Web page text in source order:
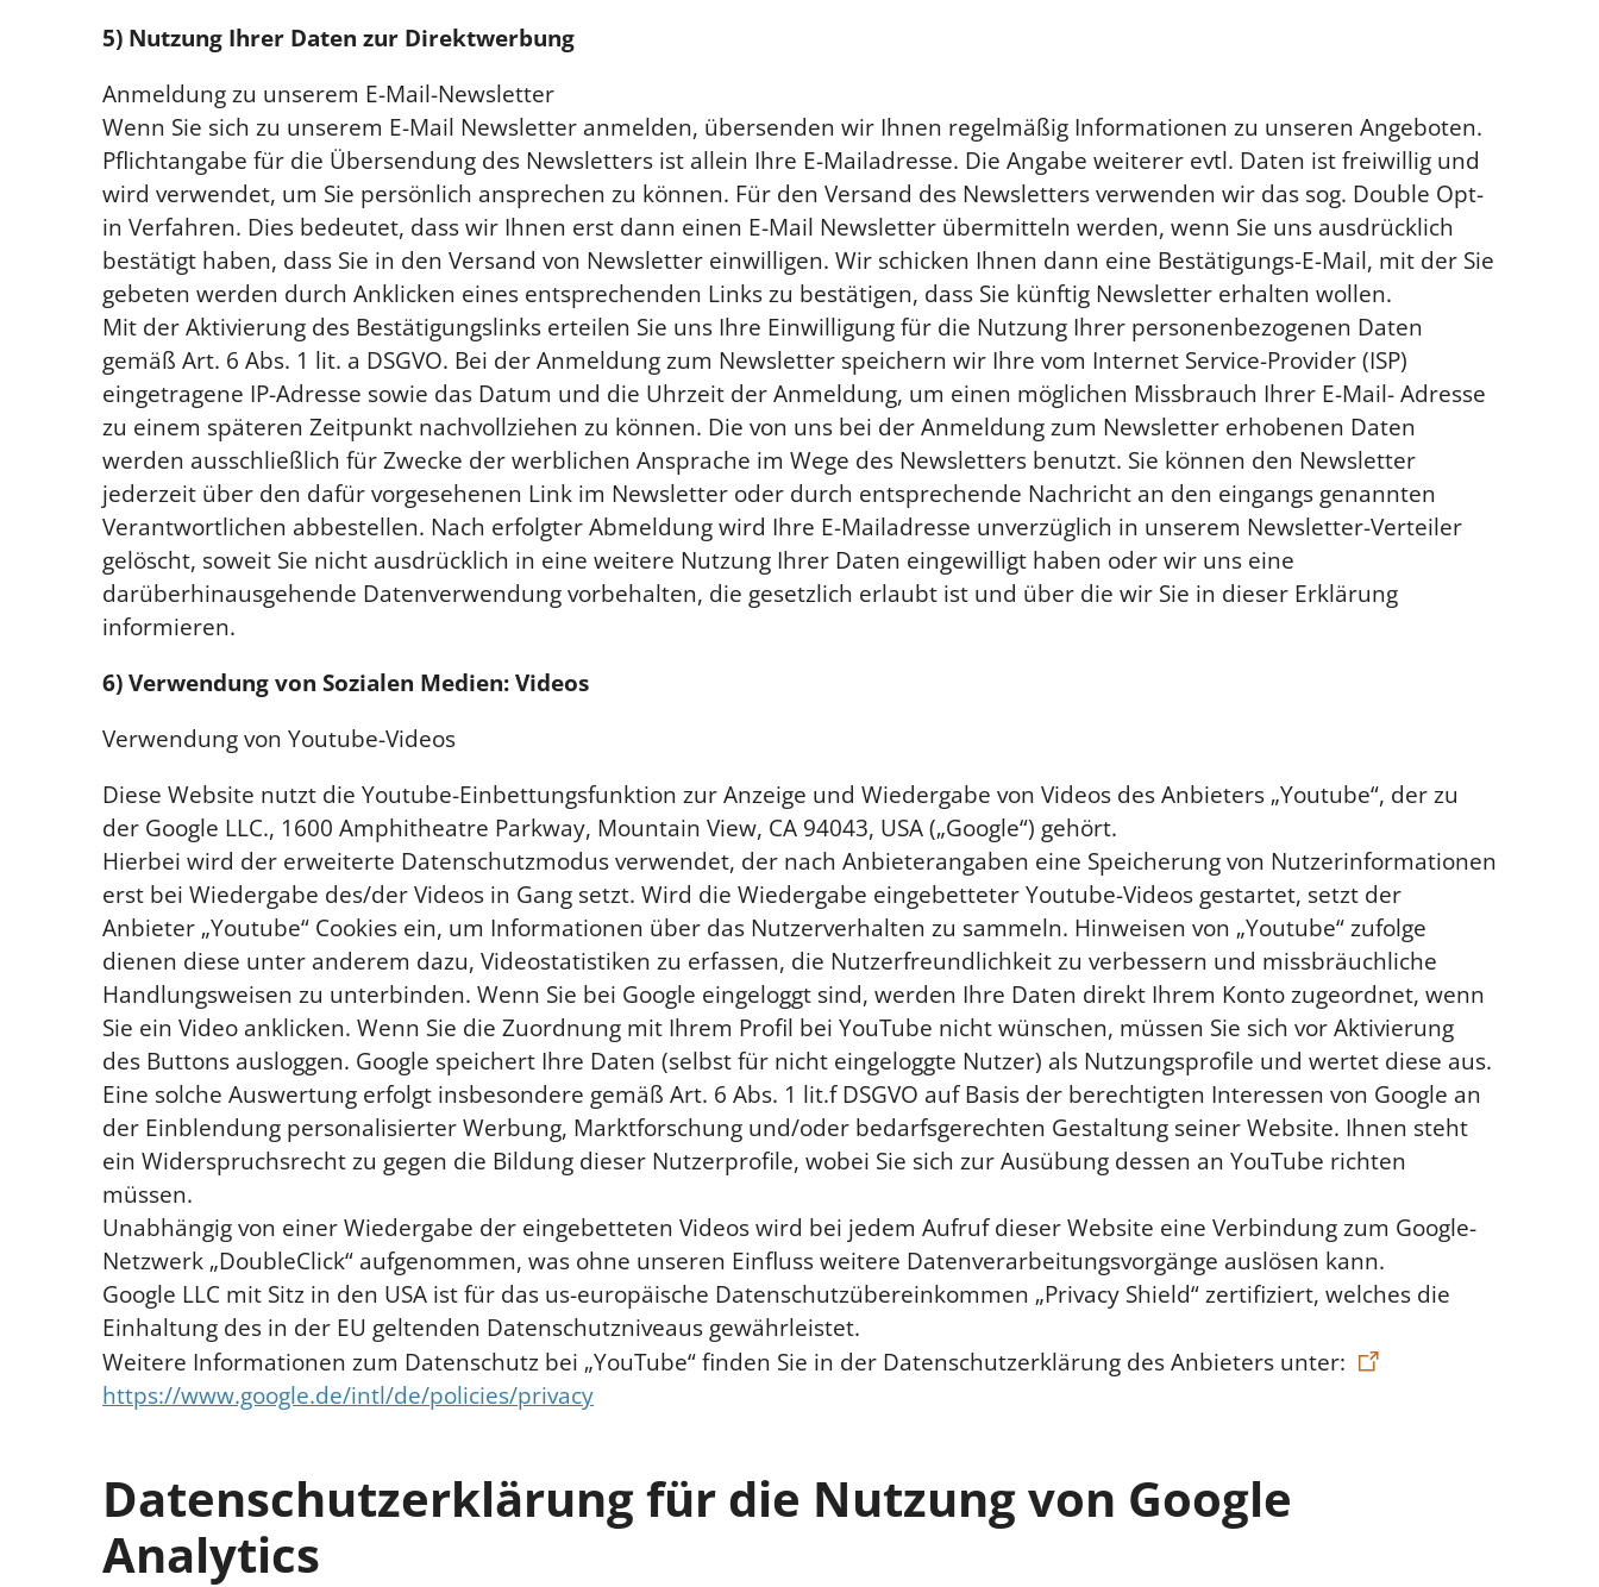
5) Nutzung Ihrer Daten zur Direktwerbung
Anmeldung zu unserem E-Mail-Newsletter
Wenn Sie sich zu unserem E-Mail Newsletter anmelden, übersenden wir Ihnen regelmäßig Informationen zu unseren Angeboten.
Pflichtangabe für die Übersendung des Newsletters ist allein Ihre E-Mailadresse. Die Angabe weiterer evtl. Daten ist freiwillig und
wird verwendet, um Sie persönlich ansprechen zu können. Für den Versand des Newsletters verwenden wir das sog. Double Opt-
in Verfahren. Dies bedeutet, dass wir Ihnen erst dann einen E-Mail Newsletter übermitteln werden, wenn Sie uns ausdrücklich
bestätigt haben, dass Sie in den Versand von Newsletter einwilligen. Wir schicken Ihnen dann eine Bestätigungs-E-Mail, mit der Sie
gebeten werden durch Anklicken eines entsprechenden Links zu bestätigen, dass Sie künftig Newsletter erhalten wollen.
Mit der Aktivierung des Bestätigungslinks erteilen Sie uns Ihre Einwilligung für die Nutzung Ihrer personenbezogenen Daten
gemäß Art. 6 Abs. 1 lit. a DSGVO. Bei der Anmeldung zum Newsletter speichern wir Ihre vom Internet Service-Provider (ISP)
eingetragene IP-Adresse sowie das Datum und die Uhrzeit der Anmeldung, um einen möglichen Missbrauch Ihrer E-Mail- Adresse
zu einem späteren Zeitpunkt nachvollziehen zu können. Die von uns bei der Anmeldung zum Newsletter erhobenen Daten
werden ausschließlich für Zwecke der werblichen Ansprache im Wege des Newsletters benutzt. Sie können den Newsletter
jederzeit über den dafür vorgesehenen Link im Newsletter oder durch entsprechende Nachricht an den eingangs genannten
Verantwortlichen abbestellen. Nach erfolgter Abmeldung wird Ihre E-Mailadresse unverzüglich in unserem Newsletter-Verteiler
gelöscht, soweit Sie nicht ausdrücklich in eine weitere Nutzung Ihrer Daten eingewilligt haben oder wir uns eine
darüberhinausgehende Datenverwendung vorbehalten, die gesetzlich erlaubt ist und über die wir Sie in dieser Erklärung
informieren.
6) Verwendung von Sozialen Medien: Videos
Verwendung von Youtube-Videos
Diese Website nutzt die Youtube-Einbettungsfunktion zur Anzeige und Wiedergabe von Videos des Anbieters „Youtube“, der zu
der Google LLC., 1600 Amphitheatre Parkway, Mountain View, CA 94043, USA („Google“) gehört.
Hierbei wird der erweiterte Datenschutzmodus verwendet, der nach Anbieterangaben eine Speicherung von Nutzerinformationen
erst bei Wiedergabe des/der Videos in Gang setzt. Wird die Wiedergabe eingebetteter Youtube-Videos gestartet, setzt der
Anbieter „Youtube“ Cookies ein, um Informationen über das Nutzerverhalten zu sammeln. Hinweisen von „Youtube“ zufolge
dienen diese unter anderem dazu, Videostatistiken zu erfassen, die Nutzerfreundlichkeit zu verbessern und missbräuchliche
Handlungsweisen zu unterbinden. Wenn Sie bei Google eingeloggt sind, werden Ihre Daten direkt Ihrem Konto zugeordnet, wenn
Sie ein Video anklicken. Wenn Sie die Zuordnung mit Ihrem Profil bei YouTube nicht wünschen, müssen Sie sich vor Aktivierung
des Buttons ausloggen. Google speichert Ihre Daten (selbst für nicht eingeloggte Nutzer) als Nutzungsprofile und wertet diese aus.
Eine solche Auswertung erfolgt insbesondere gemäß Art. 6 Abs. 1 lit.f DSGVO auf Basis der berechtigten Interessen von Google an
der Einblendung personalisierter Werbung, Marktforschung und/oder bedarfsgerechten Gestaltung seiner Website. Ihnen steht
ein Widerspruchsrecht zu gegen die Bildung dieser Nutzerprofile, wobei Sie sich zur Ausübung dessen an YouTube richten
müssen.
Unabhängig von einer Wiedergabe der eingebetteten Videos wird bei jedem Aufruf dieser Website eine Verbindung zum Google-
Netzwerk „DoubleClick“ aufgenommen, was ohne unseren Einfluss weitere Datenverarbeitungsvorgänge auslösen kann.
Google LLC mit Sitz in den USA ist für das us-europäische Datenschutzübereinkommen „Privacy Shield“ zertifiziert, welches die
Einhaltung des in der EU geltenden Datenschutzniveaus gewährleistet.
Weitere Informationen zum Datenschutz bei „YouTube“ finden Sie in der Datenschutzerklärung des Anbieters unter:
https://www.google.de/intl/de/policies/privacy
Datenschutzerklärung für die Nutzung von Google
Analytics